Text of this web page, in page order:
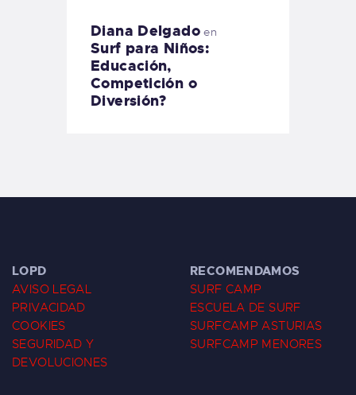
Diana Delgadoen
Surf para Niños:
Educación,
Competición o
Diversión?
LOPD
AVISO LEGAL
PRIVACIDAD
COOKIES
SEGURIDAD Y
DEVOLUCIONES
RECOMENDAMOS
SURF CAMP
ESCUELA DE SURF
SURFCAMP ASTURIAS
SURFCAMP MENORES